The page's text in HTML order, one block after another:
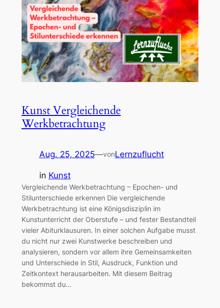
Kunst Vergleichende
Werkbetrachtung
Aug. 25, 2025—vonLernzuflucht
in Kunst
Vergleichende Werkbetrachtung – Epochen- und
Stilunterschiede erkennen Die vergleichende
Werkbetrachtung ist eine Königsdisziplin im
Kunstunterricht der Oberstufe – und fester Bestandteil
vieler Abiturklausuren. In einer solchen Aufgabe musst
du nicht nur zwei Kunstwerke beschreiben und
analysieren, sondern vor allem ihre Gemeinsamkeiten
und Unterschiede in Stil, Ausdruck, Funktion und
Zeitkontext herausarbeiten. Mit diesem Beitrag
bekommst du…